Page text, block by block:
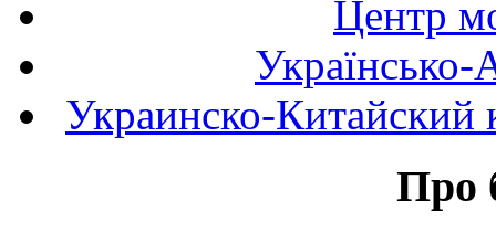
Центр
Українсько-
Украинско-Китайский
Про